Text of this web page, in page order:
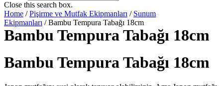
Close this search box.
Home /Pişirme ve Mutfak Ekipmanları / Sunum
Ekipmanları / Bambu Tempura Tabağı 18cm
Bambu Tempura Tabağı 18cm
Bambu Tempura Tabağı 18cm